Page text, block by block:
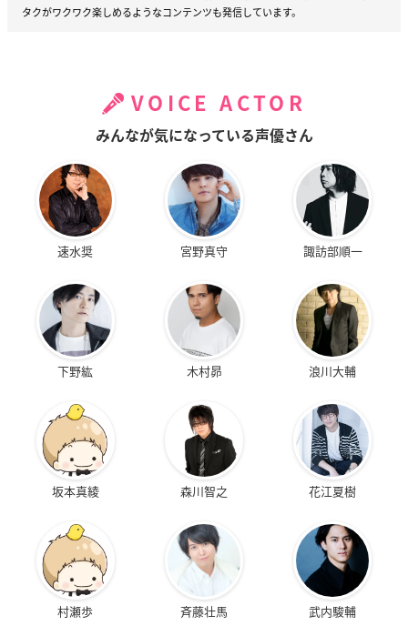
タクがワクワク楽しめるようなコンテンツも発信しています。
VOICE ACTOR
みんなが気になっている声優さん
速水奨 宮野真守 諏訪部順一
下野紘 木村昴 浪川大輔
坂本真綾 森川智之 花江夏樹
村瀬歩 斉藤壮馬 武内駿輔